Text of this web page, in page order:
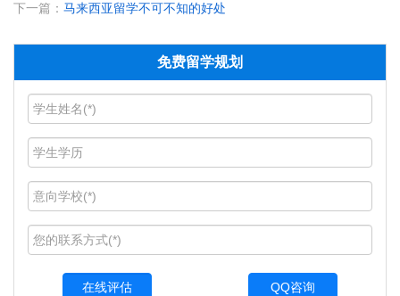
下一篇： 马来西亚留学不可不知的好处
免费留学规划
QQ咨询